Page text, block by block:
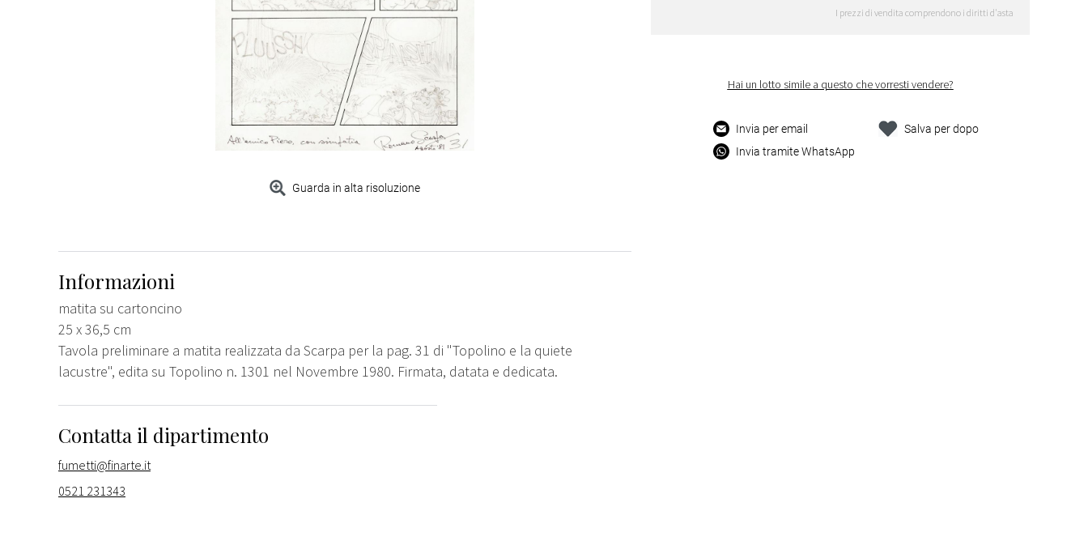
Guarda in alta risoluzione
I prezzi di vendita comprendono i diritti d'asta
Hai un lotto simile a questo che vorresti vendere?
Invia per email
Invia tramite WhatsApp
Salva per dopo
Informazioni
matita su cartoncino
25 x 36,5 cm
Tavola preliminare a matita realizzata da Scarpa per la pag. 31 di "Topolino e la quiete
lacustre", edita su Topolino n. 1301 nel Novembre 1980. Firmata, datata e dedicata.
Contatta il dipartimento
fumetti@finarte.it
0521 231343